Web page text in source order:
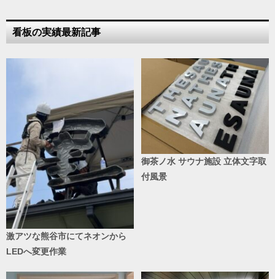
看板の実績最新記事
激アツな熊谷市にてネオンから
LEDへ変更作業
御茶ノ水 サウナ施設 立体文字取
付風景